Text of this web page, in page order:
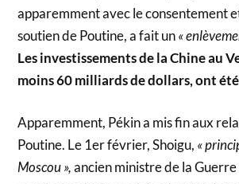
apparemment avec le consentement
soutien de Poutine, a fait un«
Les investissements de la Chine au
moins 60 milliards de dollars, ont
Apparemment, Pékin a mis fin aux
Poutine. Le 1er février, Shoigu, «
Moscou »,ancien ministre de la